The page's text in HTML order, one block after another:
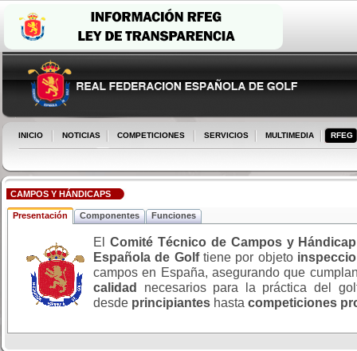
INICIO NOTICIAS COMPETICIONES SERVICIOS MULTIMEDIA RFEG
CAMPOS Y HÁNDICAPS
Presentación Componentes Funciones
El Comité Técnico de Campos y Hándicap
Española de Golftiene por objeto
campos en España, asegurando que
calidad necesarios para la práctica del
desde principiantes hasta competiciones